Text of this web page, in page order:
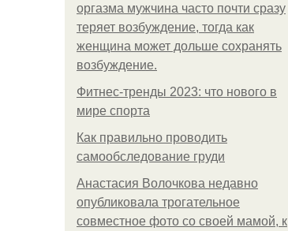
оргазма мужчина часто почти сразу
теряет возбуждение, тогда как
женщина может дольше сохранять
возбуждение.
Фитнес-тренды 2023: что нового в
мире спорта
Как правильно проводить
самообследование груди
Анастасия Волочкова недавно
опубликовала трогательное
совместное фото со своей мамой, к